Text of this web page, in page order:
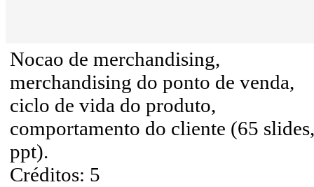
Nocao de merchandising,
merchandising do ponto de venda,
ciclo de vida do produto,
comportamento do cliente (65 slides,
ppt).
Créditos: 5